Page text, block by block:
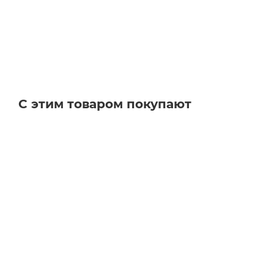
С этим товаром покупают